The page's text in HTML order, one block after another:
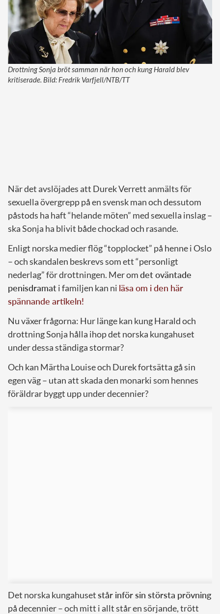
Drottning Sonja bröt samman när hon och kung Harald blev
kritiserade. Bild: Fredrik Varfjell/NTB/TT
När det avslöjades att Durek Verrett anmälts för
sexuella övergrepp på en svensk man och dessutom
påstods ha haft “helande möten” med sexuella inslag –
ska Sonja ha blivit både chockad och rasande.
Enligt norska medier flög “topplocket” på henne i Oslo
– och skandalen beskrevs som ett “personligt
nederlag” för drottningen. Mer omdet oväntade
penisdramati familjen kan ni läsa om i den här
spännande artikeln!
Nu växer frågorna: Hur länge kan kung Harald och
drottning Sonja hålla ihop det norska kungahuset
under dessa ständiga stormar?
Och kan Märtha Louise och Durek fortsätta gå sin
egen väg – utan att skada den monarki som hennes
föräldrar byggt upp under decennier?
Det norska kungahusetstår inför sin största prövning
på decennier – och mitt i allt står en sörjande, trött